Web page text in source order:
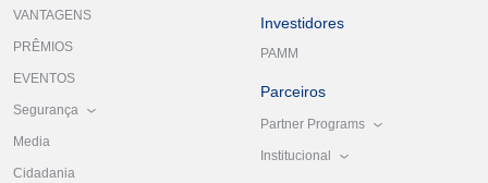
VANTAGENS
PRÊMIOS
EVENTOS
Segurança
Media
Cidadania
Investidores
PAMM
Parceiros
Partner Programs
Institucional